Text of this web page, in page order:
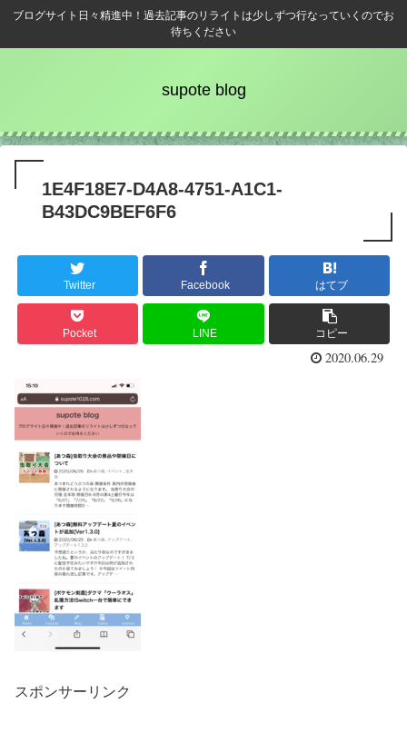
ブログサイト日々精進中！過去記事のリライトは少しずつ行なっていくのでお
待ちください
supote blog
1E4F18E7-D4A8-4751-A1C1-
B43DC9BEF6F6
Twitter Facebook はてブ
Pocket LINE コピー
2020.06.29
スポンサーリンク